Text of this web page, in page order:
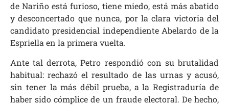
de Nariño está furioso, tiene miedo, está más abatido
y desconcertado que nunca, por la clara victoria del
candidato presidencial independiente Abelardo de la
Espriella en la primera vuelta.
Ante tal derrota, Petro respondió con su brutalidad
habitual: rechazó el resultado de las urnas y acusó,
sin tener la más débil prueba, a la Registraduría de
haber sido cómplice de un fraude electoral. De hecho,